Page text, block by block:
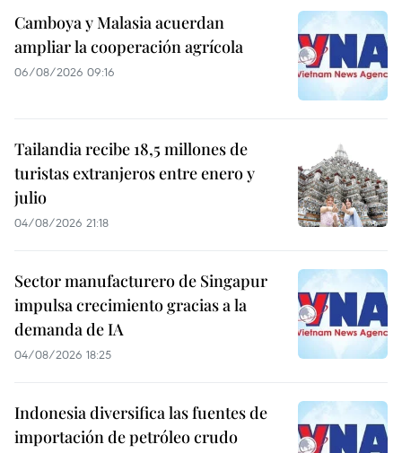
Camboya y Malasia acuerdan
ampliar la cooperación agrícola
06/08/2026 09:16
Tailandia recibe 18,5 millones de
turistas extranjeros entre enero y
julio
04/08/2026 21:18
Sector manufacturero de Singapur
impulsa crecimiento gracias a la
demanda de IA
04/08/2026 18:25
Indonesia diversifica las fuentes de
importación de petróleo crudo